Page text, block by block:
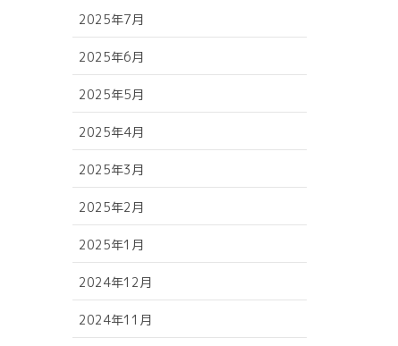
2025年7月
2025年6月
2025年5月
2025年4月
2025年3月
2025年2月
2025年1月
2024年12月
2024年11月